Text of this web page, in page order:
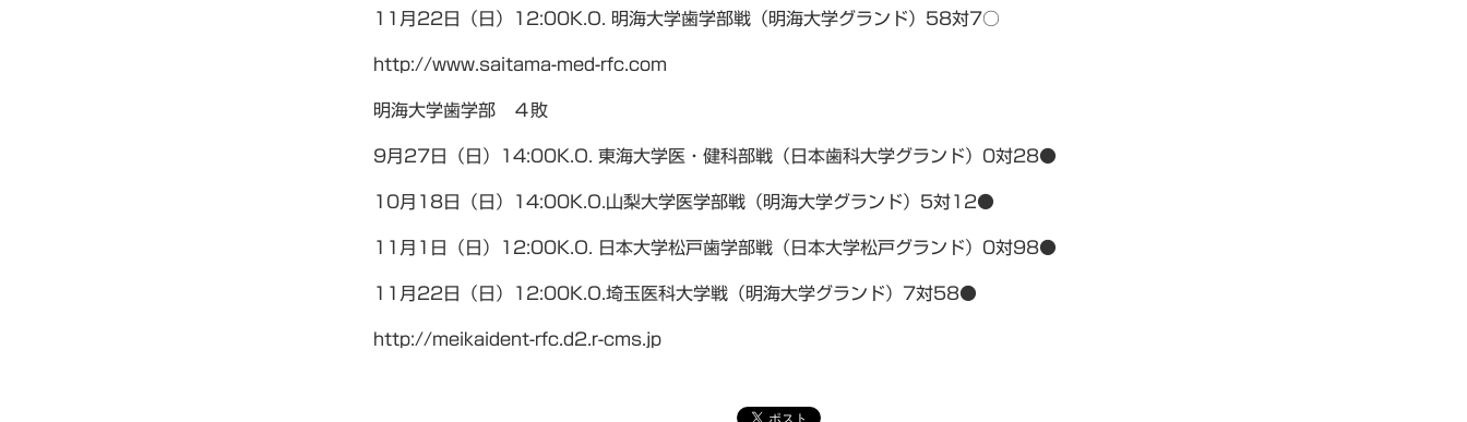
11月22日（日）12:00K.O. 明海大学歯学部戦（明海大学グランド）58対7○
http://www.saitama-med-rfc.com
明海大学歯学部 ４敗
9月27日（日）14:00K.O. 東海大学医・健科部戦（日本歯科大学グランド）0対28●
10月18日（日）14:00K.O.山梨大学医学部戦（明海大学グランド）5対12●
11月1日（日）12:00K.O. 日本大学松戸歯学部戦（日本大学松戸グランド）0対98●
11月22日（日）12:00K.O.埼玉医科大学戦（明海大学グランド）7対58●
http://meikaident-rfc.d2.r-cms.jp